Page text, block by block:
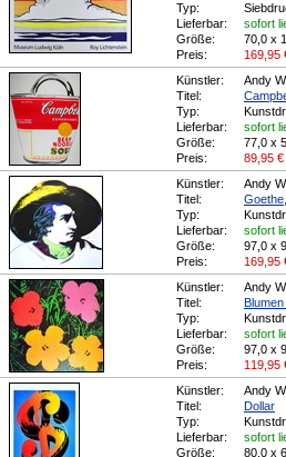
Typ:
Lieferbar:
sofort
Größe:
70,0 x
Preis:
169,95
Künstler:
Andy
Titel:
Typ:
Lieferbar:
sofort
Größe:
77,0 x
Preis:
89,95 €
Künstler:
Andy
Titel:
Typ:
Lieferbar:
sofort
Größe:
97,0 x
Preis:
169,95
Künstler:
Andy
Titel:
Typ:
Lieferbar:
sofort
Größe:
97,0 x
Preis:
119,95
Künstler:
Andy
Titel:
Dollar
Typ:
Lieferbar:
sofort
Größe:
80,0 x